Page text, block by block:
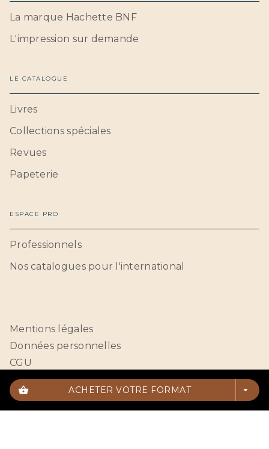
shopping_basket ACHETER VOTRE FORMAT arrow_drop_down
La marque Hachette BNF
L'impression sur demande
LE CATALOGUE
Livres
Collections spéciales
Revues
Papeterie
ESPACE PRO
Professionnels
Nos catalogues pour l'international
Mentions légales
Données personnelles
CGU
Paramétrer vos cookies